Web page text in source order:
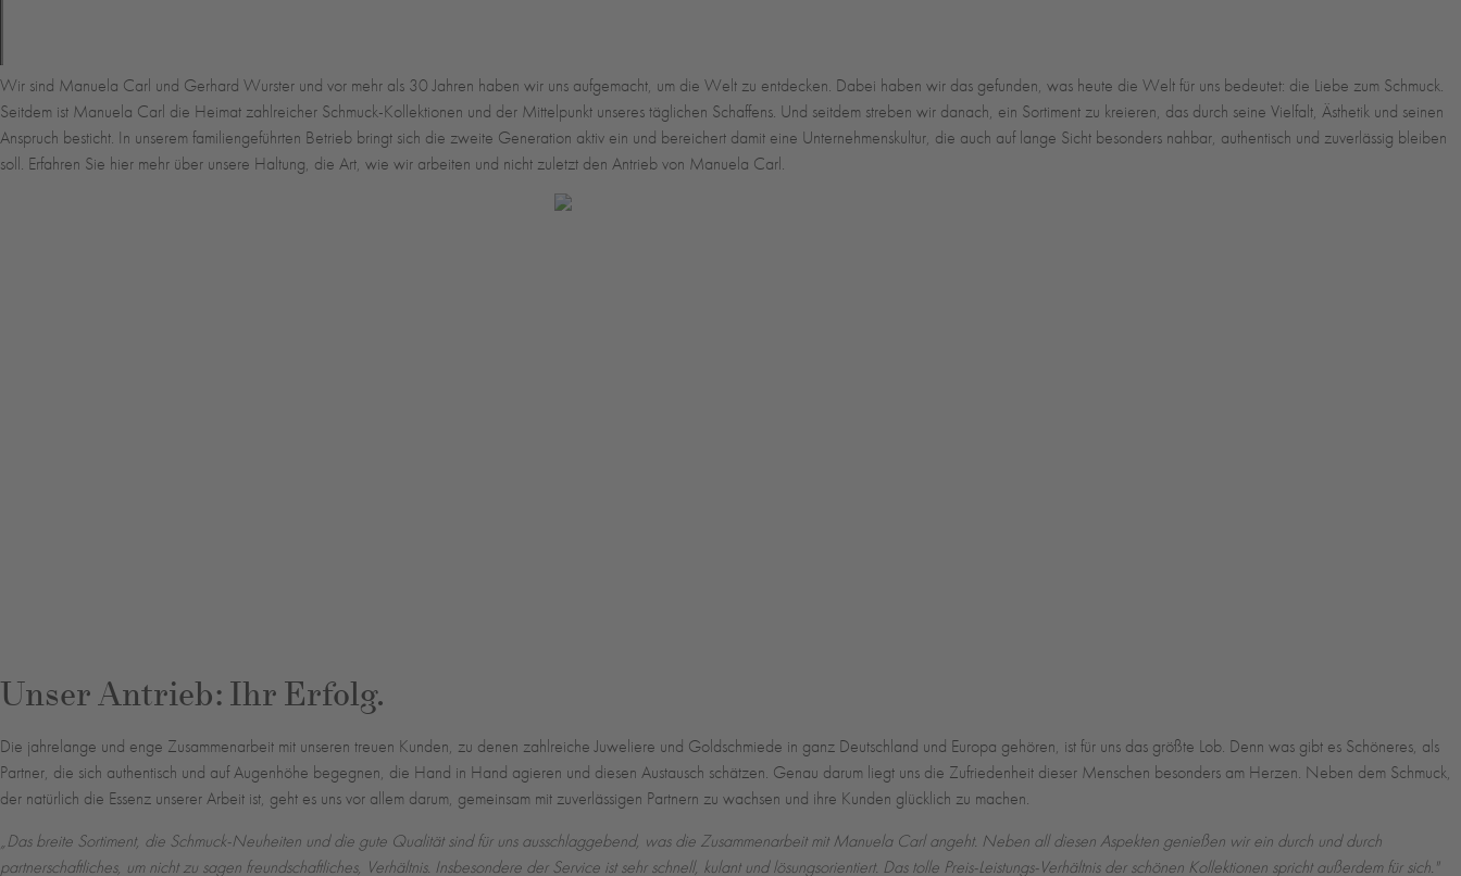
Wir sind Manuela Carl und Gerhard Wurster und vor mehr als 30 Jahren haben wir uns aufgemacht, um die Welt zu entdecken. Dabei haben wir das gefunden, was heute die Welt für uns bedeutet: die Liebe zum Schmuck.
Seitdem ist Manuela Carl die Heimat zahlreicher Schmuck-Kollektionen und der Mittelpunkt unseres täglichen Schaffens. Und seitdem streben wir danach, ein Sortiment zu kreieren, das durch seine Vielfalt, Ästhetik und seinen
Anspruch besticht. In unserem familiengeführten Betrieb bringt sich die zweite Generation aktiv ein und bereichert damit eine Unternehmenskultur, die auch auf lange Sicht besonders nahbar, authentisch und zuverlässig bleiben
soll. Erfahren Sie hier mehr über unsere Haltung, die Art, wie wir arbeiten und nicht zuletzt den Antrieb von Manuela Carl.
Unser Antrieb: Ihr Erfolg.
Die jahrelange und enge Zusammenarbeit mit unseren treuen Kunden, zu denen zahlreiche Juweliere und Goldschmiede in ganz Deutschland und Europa gehören, ist für uns das größte Lob. Denn was gibt es Schöneres, als
Partner, die sich authentisch und auf Augenhöhe begegnen, die Hand in Hand agieren und diesen Austausch schätzen. Genau darum liegt uns die Zufriedenheit dieser Menschen besonders am Herzen. Neben dem Schmuck,
der natürlich die Essenz unserer Arbeit ist, geht es uns vor allem darum, gemeinsam mit zuverlässigen Partnern zu wachsen und ihre Kunden glücklich zu machen.
„Das breite Sortiment, die Schmuck-Neuheiten und die gute Qualität sind für uns ausschlaggebend, was die Zusammenarbeit mit Manuela Carl angeht. Neben all diesen Aspekten genießen wir ein durch und durch
partnerschaftliches, um nicht zu sagen freundschaftliches, Verhältnis. Insbesondere der Service ist sehr schnell, kulant und lösungsorientiert. Das tolle Preis-Leistungs-Verhältnis der schönen Kollektionen spricht außerdem für sich."